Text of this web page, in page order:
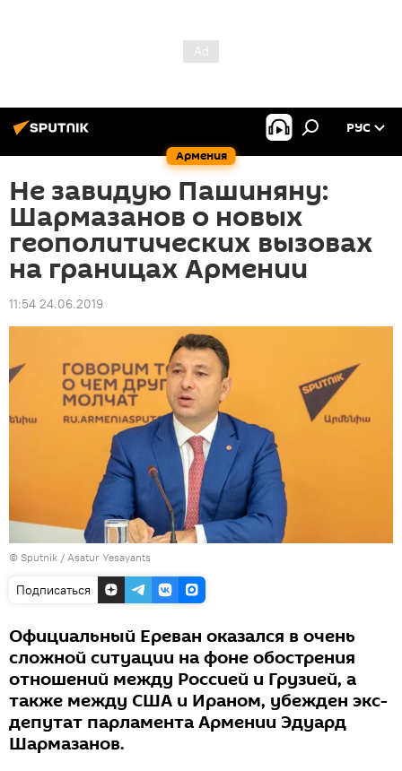
Армения
РУС
Не завидую Пашиняну:
Шармазанов о новых
геополитических вызовах
на границах Армении
11:54 24.06.2019
© Sputnik / Asatur Yesayants
Подписаться
Официальный Ереван оказался в очень
сложной ситуации на фоне обострения
отношений между Россией и Грузией, а
также между США и Ираном, убежден экс-
депутат парламента Армении Эдуард
Шармазанов.